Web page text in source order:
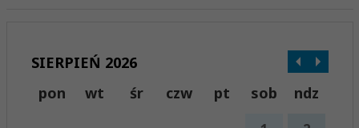
SIERPIEŃ 2026
pon
wt śr czw pt sob ndz